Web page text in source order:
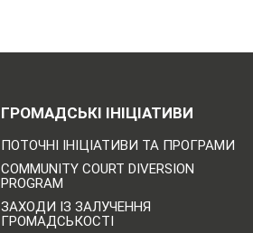
ГРОМАДСЬКІ ІНІЦІАТИВИ
ПОТОЧНІ ІНІЦІАТИВИ ТА ПРОГРАМИ
COMMUNITY COURT DIVERSION
PROGRAM
ЗАХОДИ ІЗ ЗАЛУЧЕННЯ
ГРОМАДСЬКОСТІ